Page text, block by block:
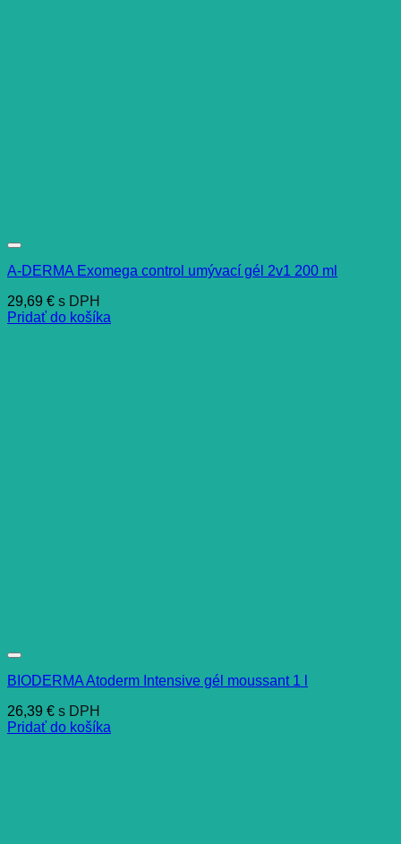
A-DERMA Exomega control umývací gél 2v1 200 ml
29,69 € s DPH
Pridať do košíka
BIODERMA Atoderm Intensive gél moussant 1 l
26,39 € s DPH
Pridať do košíka